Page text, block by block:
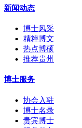
新闻动态
博士风采
精粹博文
热点博硕
推荐贵州
博士服务
协会入驻
博士名录
贵宾博士